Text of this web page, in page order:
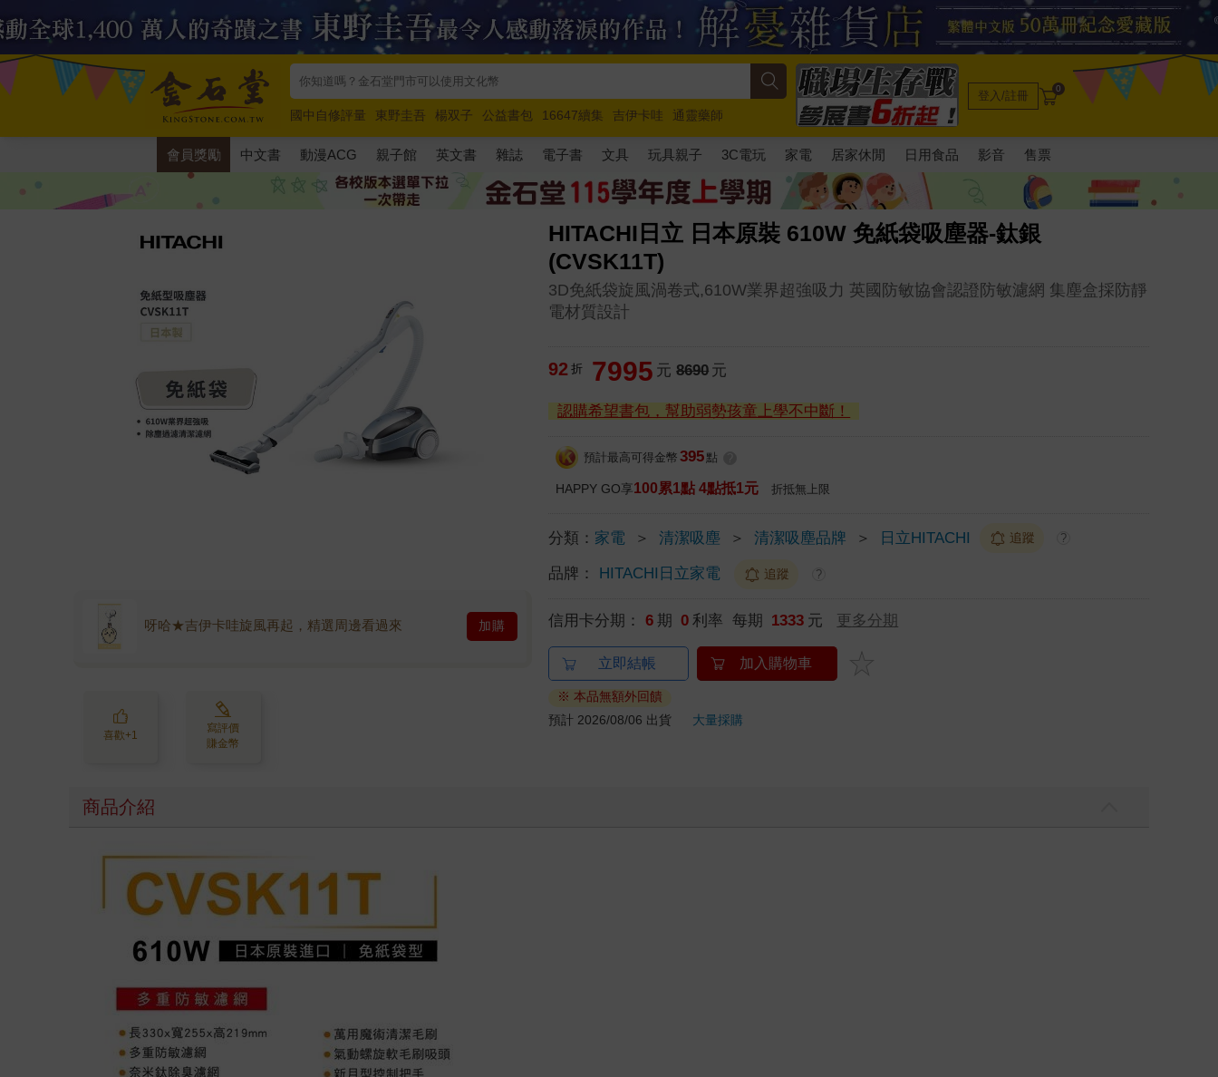
國中自修評量 東野圭吾 楊双子 公益書包 16647續集 吉伊卡哇
通靈藥師
唯紅花綻放
奧德賽 路邊攤新作 馬斯克 玩具總動員5 超慢跑
登入/註冊 0
會員獎勵 中文書 動漫ACG 親子館 英文書 雜誌 電子書 文具 玩具親子 3C電玩 家電 居家休閒 日用食品 影音 售票
HITACHI日立 日本原裝 610W 免紙袋吸塵器-鈦銀
(CVSK11T)
3D免紙袋旋風渦卷式,610W業界超強吸力 英國防敏協會認證防敏濾網 集塵盒採防靜
電材質設計
呀哈★吉伊卡哇旋風再起，精選周邊看過來 加購
喜歡+1
寫評價
賺金幣
92 折 7995 元 8690 元
認購希望書包，幫助弱勢孩童上學不中斷！
預計最高可得金幣 395 點
HAPPY GO享100累1點 4點抵1元 折抵無上限
分類： 家電 ＞ 清潔吸塵 ＞ 清潔吸塵品牌 ＞ 日立HITACHI 追蹤 ?
品牌： HITACHI日立家電 追蹤 ?
信用卡分期： 6 期 0 利率 每期 1333 元 更多分期
立即結帳 加入購物車
※ 本品無額外回饋
預計 2026/08/06 出貨
大量採購
商品介紹